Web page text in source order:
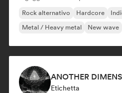
Rock alternativo Hardcore
Metal / Heavy metal
New wave
ANOTHER
Etichetta